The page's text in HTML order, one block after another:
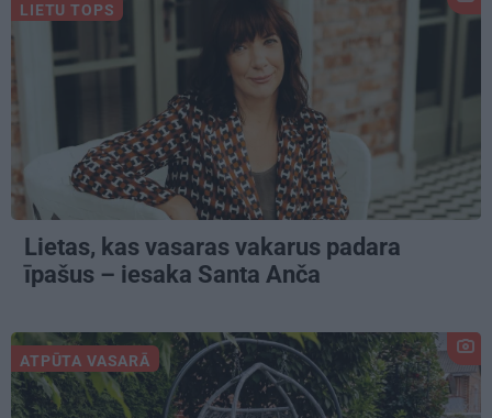
LIETU TOPS
Lietas, kas vasaras vakarus padara
īpašus – iesaka Santa Anča
ATPŪTA VASARĀ